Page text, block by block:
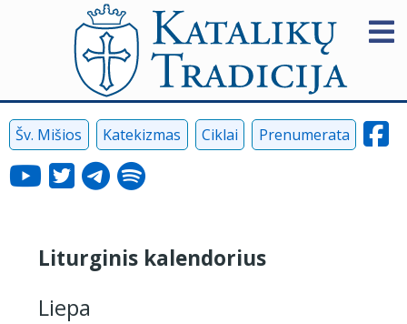
Šv. Mišios Katekizmas Ciklai Prenumerata
Liturginis kalendorius
Liepa